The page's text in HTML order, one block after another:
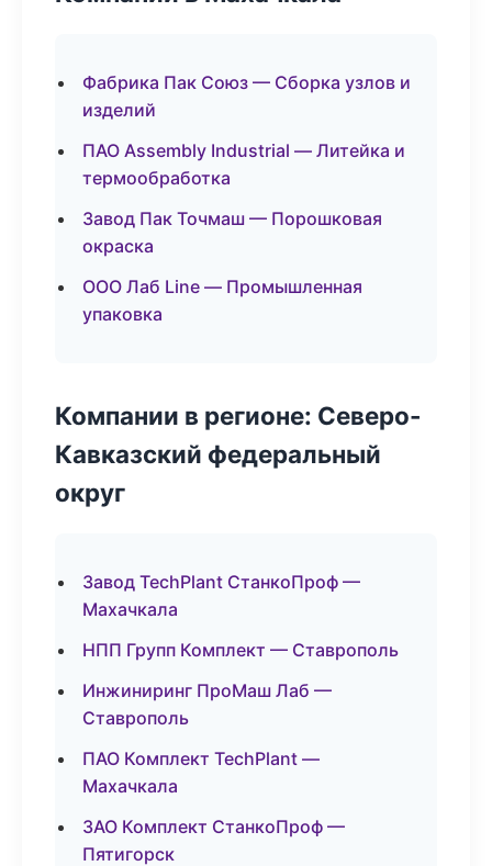
Фабрика Пак Союз — Сборка узлов и
изделий
ПАО Assembly Industrial — Литейка и
термообработка
Завод Пак Точмаш — Порошковая
окраска
ООО Лаб Line — Промышленная
упаковка
Компании в регионе: Северо-
Кавказский федеральный
округ
Завод TechPlant СтанкоПроф —
Махачкала
НПП Групп Комплект — Ставрополь
Инжиниринг ПроМаш Лаб —
Ставрополь
ПАО Комплект TechPlant —
Махачкала
ЗАО Комплект СтанкоПроф —
Пятигорск